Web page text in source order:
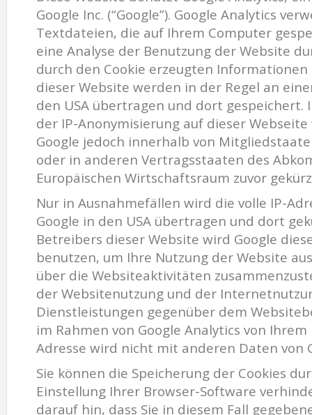
Google Inc. (“Google”). Google Analytics
Textdateien, die auf Ihrem Computer
eine Analyse der Benutzung der Website
durch den Cookie erzeugten
dieser Website werden in der Regel an
den USA übertragen und dort gespeichert.
der IP-Anonymisierung auf dieser
Google jedoch innerhalb von
oder in anderen Vertragsstaaten des
Europäischen Wirtschaftsraum zuvor
Nur in Ausnahmefällen wird die volle IP-
Google in den USA übertragen und dort
Betreibers dieser Website wird Google
benutzen, um Ihre Nutzung der Website
über die Websiteaktivitäten
der Websitenutzung und der
Dienstleistungen gegenüber dem
im Rahmen von Google Analytics von
Adresse wird nicht mit anderen Daten von
Sie können die Speicherung der Cookies
Einstellung Ihrer Browser-Software
darauf hin, dass Sie in diesem Fall